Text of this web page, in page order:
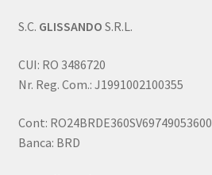
S.C. GLISSANDO S.R.L.
CUI: RO 3486720
Nr. Reg. Com.: J1991002100355
Cont: RO24BRDE360SV69749053600
Banca: BRD